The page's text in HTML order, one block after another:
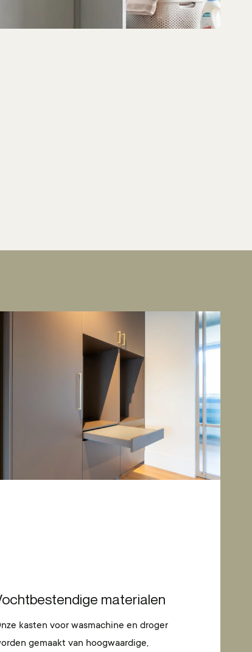
materialen
kasten voor wasmachine en droger
gemaakt van hoogwaardige,